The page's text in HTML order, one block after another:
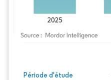
Période d'étude